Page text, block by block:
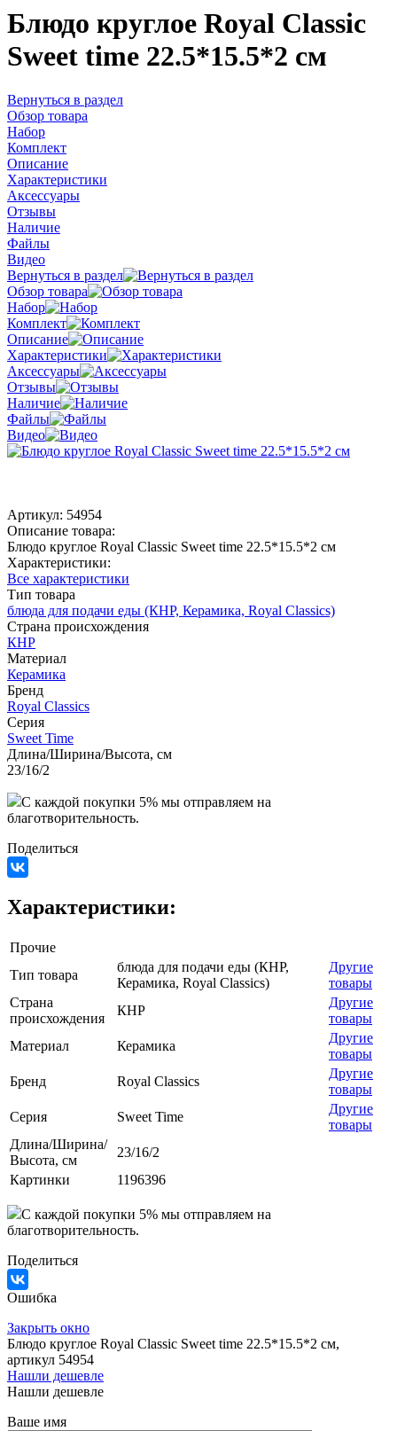
Блюдо круглое Royal Classic
Sweet time 22.5*15.5*2 см
Вернуться в раздел
Обзор товара
Набор
Комплект
Описание
Характеристики
Аксессуары
Отзывы
Наличие
Файлы
Видео
Вернуться в раздел
Обзор товара
Набор
Комплект
Описание
Характеристики
Аксессуары
Отзывы
Наличие
Файлы
Видео
Артикул: 54954
Описание товара:
Блюдо круглое Royal Classic Sweet time 22.5*15.5*2 см
Характеристики:
Все характеристики
Тип товара
блюда для подачи еды (КНР, Керамика, Royal Classics)
Страна происхождения
КНР
Материал
Керамика
Бренд
Royal Classics
Серия
Sweet Time
Длина/Ширина/Высота, см
23/16/2
C каждой покупки 5% мы отправляем на
благотворительность.
Поделиться
Характеристики:
Прочие
Тип товара
блюда для подачи еды (КНР,
Керамика, Royal Classics)
Другие
товары
Страна
происхождения
КНР
Другие
товары
Материал
Керамика
Другие
товары
Бренд
Royal Classics
Другие
товары
Серия
Sweet Time
Другие
товары
Длина/Ширина/
Высота, см
23/16/2
Картинки
1196396
C каждой покупки 5% мы отправляем на
благотворительность.
Поделиться
Ошибка
Закрыть окно
Блюдо круглое Royal Classic Sweet time 22.5*15.5*2 см,
артикул 54954
Нашли дешевле
Нашли дешевле
Ваше имя